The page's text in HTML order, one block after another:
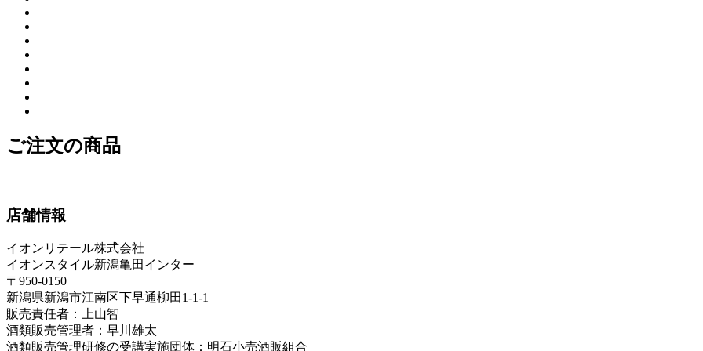
ご注文の商品
店舗情報
イオンリテール株式会社
イオンスタイル新潟亀田インター
〒950-0150
新潟県新潟市江南区下早通柳田1-1-1
販売責任者：上山智
酒類販売管理者：早川雄太
酒類販売管理研修の受講実施団体：明石小売酒販組合